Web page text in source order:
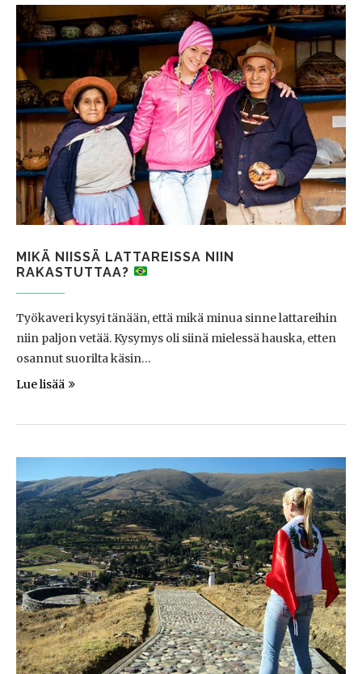
MIKÄ NIISSÄ LATTAREISSA NIIN
RAKASTUTTAA?
Työkaveri kysyi tänään, että mikä minua sinne lattareihin
niin paljon vetää. Kysymys oli siinä mielessä hauska, etten
osannut suorilta käsin…
Lue lisää